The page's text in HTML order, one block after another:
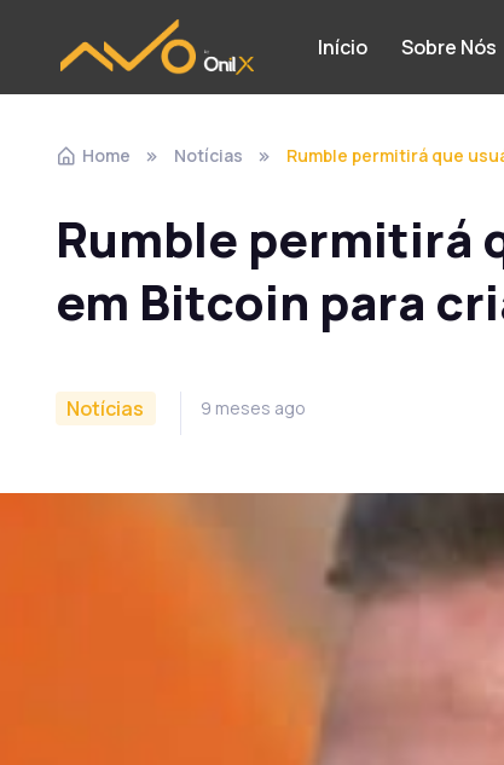
Início Sobre Nós
Home Notícias Rumble permitirá que
Rumble permitirá
em Bitcoin para
Notícias 9 meses ago